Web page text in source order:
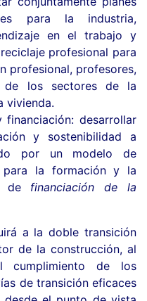
para la industria,
en el trabajo y
profesional para
profesional, profesores,
de los sectores de la
vivienda.
financiación: desarrollar
y sostenibilidad a
por un modelo de
para la formación y la
de financiación de la
a la doble transición
de la construcción, al
cumplimiento de los
de transición eficaces